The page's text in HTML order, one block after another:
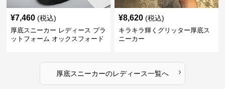
¥7,460 (税込)
厚底スニーカー レディース プラ
ットフォーム オックスフォード
¥8,620 (税込)
キラキラ輝くグリッター厚底ス
ニーカー
厚底スニーカーのレディース一覧へ ›